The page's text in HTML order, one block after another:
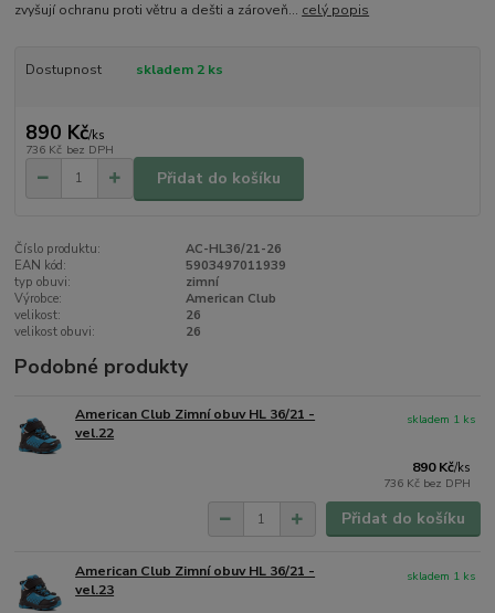
zvyšují ochranu proti větru a dešti a zároveň... celý popis
Dostupnost skladem 2 ks
890 Kč/ks
736 Kč bez DPH
Přidat do košíku
Číslo produktu:
AC-HL36/21-26
EAN kód:
5903497011939
typ obuvi:
zimní
Výrobce:
American Club
velikost:
26
velikost obuvi:
26
Podobné produkty
American Club Zimní obuv HL 36/21 -
vel.22
890 Kč/ks
736 Kč bez DPH
skladem 1 ks
Přidat do košíku
American Club Zimní obuv HL 36/21 -
vel.23
skladem 1 ks